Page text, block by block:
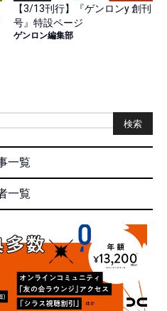
【3/13刊行】『ゲンロンy 創刊
号』特設ページ
ゲンロン編集部
検索
一覧
一覧